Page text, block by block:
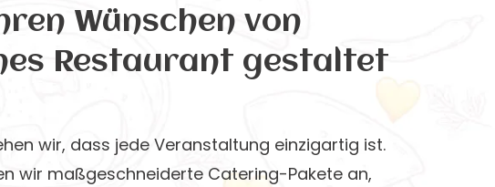
Wünschen von
Restaurant gestaltet
wir, dass jede Veranstaltung einzigartig ist.
wir maßgeschneiderte Catering-Pakete an,